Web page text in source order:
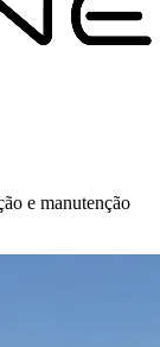
e manutenção